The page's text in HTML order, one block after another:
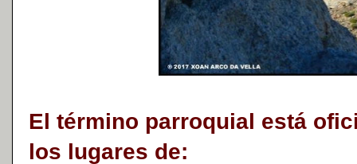
El término parroquial está
los lugares de: